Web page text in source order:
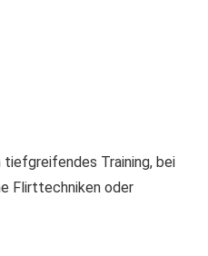
tiefgreifendes Training, bei
Flirttechniken oder